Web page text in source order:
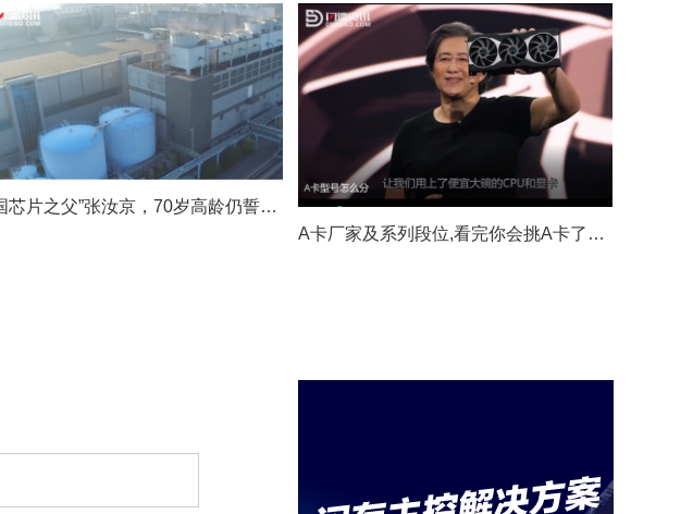
摸着英伟达“过河”,高通”收
购”Arm能成功吗?
2022-09-22
AMD的崛起之路，你读懂
两分钟了解创业之前的稻盛
和夫——从出生到就业，视
高 TLC 密度
2022-09-22
“中国芯片之父”张汝京，70岁高龄仍誓言撑起“中国芯”
A卡厂家及系列段位,看完你会挑A卡了吗?